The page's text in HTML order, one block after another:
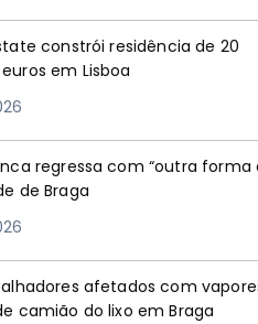
constrói residência de 20
em Lisboa
regressa com “outra forma
de Braga
afetados com
camião do lixo em Braga